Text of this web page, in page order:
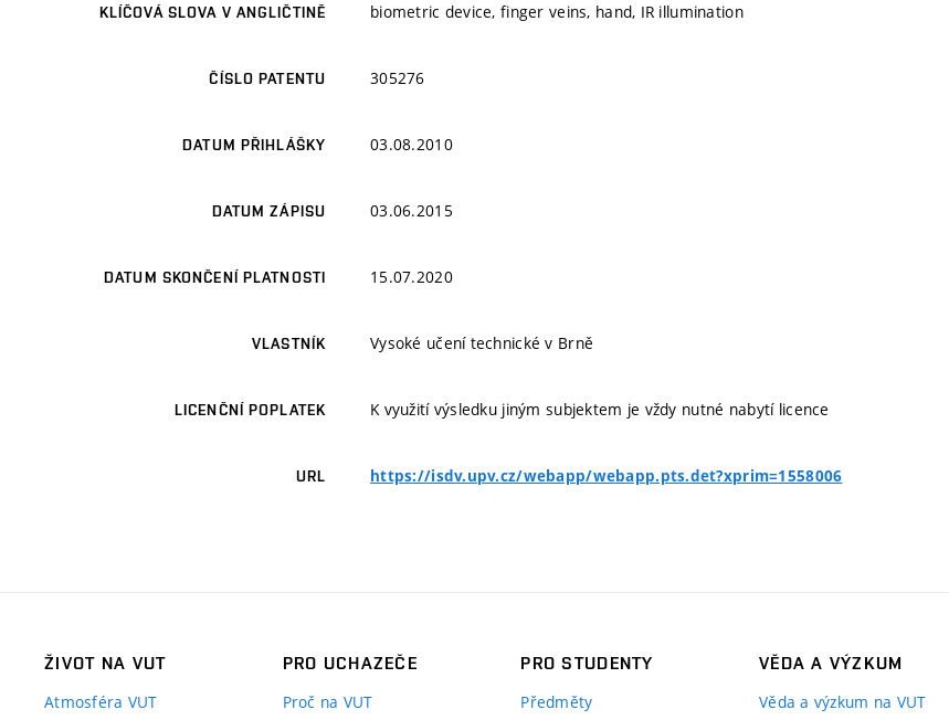
KLÍČOVÁ SLOVA V ANGLIČTINĚ biometric device, finger veins, hand, IR illumination
ČÍSLO PATENTU 305276
DATUM PŘIHLÁŠKY 03.08.2010
DATUM ZÁPISU 03.06.2015
DATUM SKONČENÍ PLATNOSTI 15.07.2020
VLASTNÍK Vysoké učení technické v Brně
LICENČNÍ POPLATEK K využití výsledku jiným subjektem je vždy nutné nabytí licence
URL https://isdv.upv.cz/webapp/webapp.pts.det?xprim=1558006
ŽIVOT NA VUT
Atmosféra VUT
PRO UCHAZEČE
Proč na VUT
PRO STUDENTY
Předměty
VĚDA A VÝZKUM
Věda a výzkum na VUT